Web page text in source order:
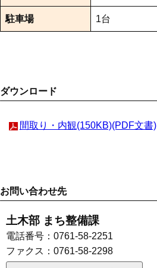
駐車場 1台
ダウンロード
間取り・内観(150KB)(PDF文書)
お問い合わせ先
土木部 まち整備課
電話番号： 0761-58-2251
ファクス： 0761-58-2298